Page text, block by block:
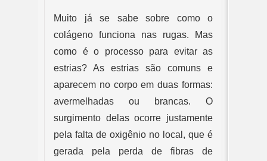
Muito já se sabe sobre como o
colágeno funciona nas rugas. Mas
como é o processo para evitar as
estrias? As estrias são comuns e
aparecem no corpo em duas formas:
avermelhadas ou brancas. O
surgimento delas ocorre justamente
pela falta de oxigênio no local, que é
gerada pela perda de fibras de